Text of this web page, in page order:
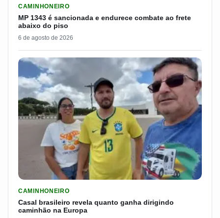
CAMINHONEIRO
MP 1343 é sancionada e endurece combate ao frete
abaixo do piso
6 de agosto de 2026
CAMINHONEIRO
Casal brasileiro revela quanto ganha dirigindo
caminhão na Europa